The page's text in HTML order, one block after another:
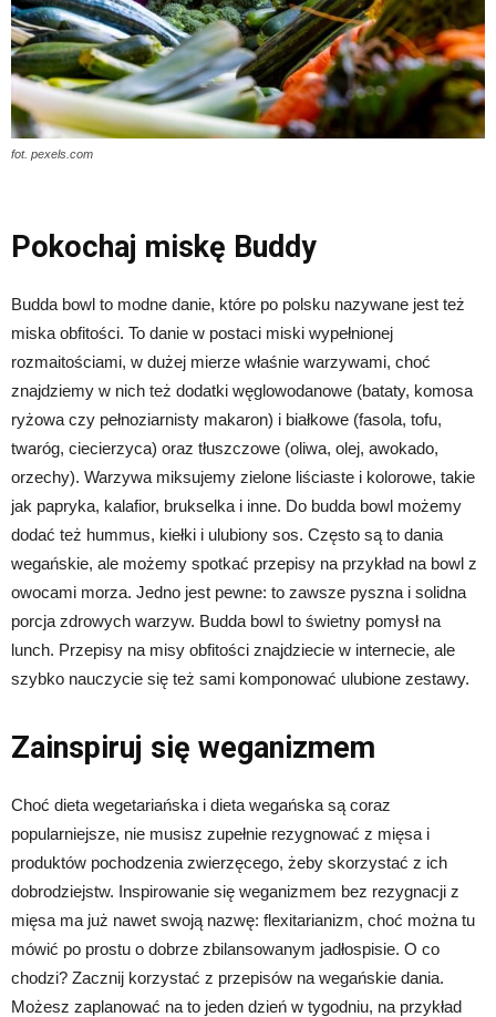
fot. pexels.com
Pokochaj miskę Buddy
Budda bowl to modne danie, które po polsku nazywane jest też
miska obfitości. To danie w postaci miski wypełnionej
rozmaitościami, w dużej mierze właśnie warzywami, choć
znajdziemy w nich też dodatki węglowodanowe (bataty, komosa
ryżowa czy pełnoziarnisty makaron) i białkowe (fasola, tofu,
twaróg, ciecierzyca) oraz tłuszczowe (oliwa, olej, awokado,
orzechy). Warzywa miksujemy zielone liściaste i kolorowe, takie
jak papryka, kalafior, brukselka i inne. Do budda bowl możemy
dodać też hummus, kiełki i ulubiony sos. Często są to dania
wegańskie, ale możemy spotkać przepisy na przykład na bowl z
owocami morza. Jedno jest pewne: to zawsze pyszna i solidna
porcja zdrowych warzyw. Budda bowl to świetny pomysł na
lunch. Przepisy na misy obfitości znajdziecie w internecie, ale
szybko nauczycie się też sami komponować ulubione zestawy.
Zainspiruj się weganizmem
Choć dieta wegetariańska i dieta wegańska są coraz
popularniejsze, nie musisz zupełnie rezygnować z mięsa i
produktów pochodzenia zwierzęcego, żeby skorzystać z ich
dobrodziejstw. Inspirowanie się weganizmem bez rezygnacji z
mięsa ma już nawet swoją nazwę: flexitarianizm, choć można tu
mówić po prostu o dobrze zbilansowanym jadłospisie. O co
chodzi? Zacznij korzystać z przepisów na wegańskie dania.
Możesz zaplanować na to jeden dzień w tygodniu, na przykład